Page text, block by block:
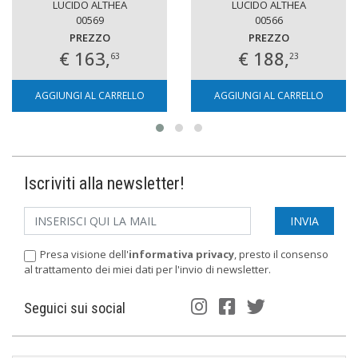
LUCIDO ALTHEA
00569
PREZZO
€ 163,63
AGGIUNGI AL CARRELLO
LUCIDO ALTHEA
00566
PREZZO
€ 188,23
AGGIUNGI AL CARRELLO
Iscriviti alla newsletter!
Presa visione dell'informativa privacy, presto il consenso
al trattamento dei miei dati per l'invio di newsletter.
Seguici sui social